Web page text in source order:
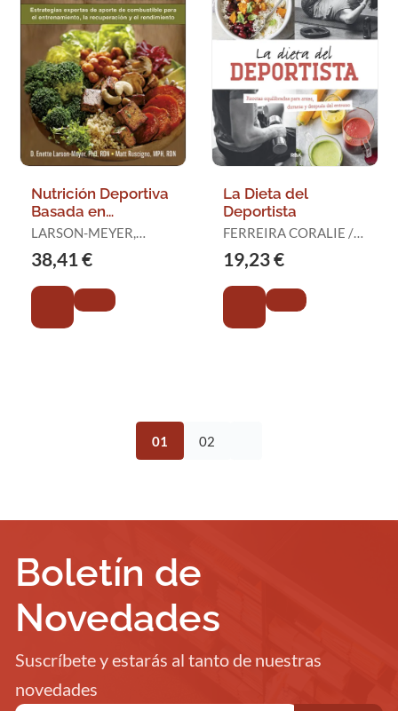
Nutrición Deportiva
Basada en
Alimentos de
LARSON-MEYER,
MATT
38,41 €
La Dieta del
Deportista
FERREIRA CORALIE /
19,23 €
01 02
Boletín de
Novedades
Suscríbete y estarás al tanto de nuestras
novedades